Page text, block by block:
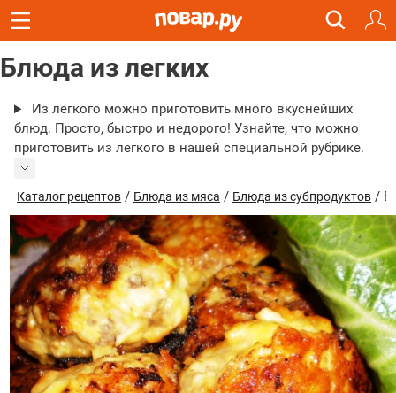
Блюда из легких
Из легкого можно приготовить много вкуснейших
блюд. Просто, быстро и недорого! Узнайте, что можно
приготовить из легкого в нашей специальной рубрике.
Каталог рецептов / Блюда из мяса / Блюда из субпродуктов /